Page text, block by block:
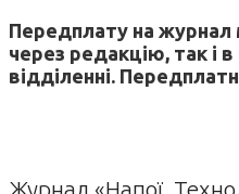
Передплату на
через редакцію, так і
відділенні.
Журнал «Напої.